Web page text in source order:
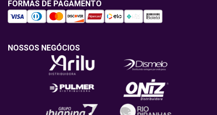
FORMAS DE PAGAMENTO
NOSSOS NEGÓCIOS